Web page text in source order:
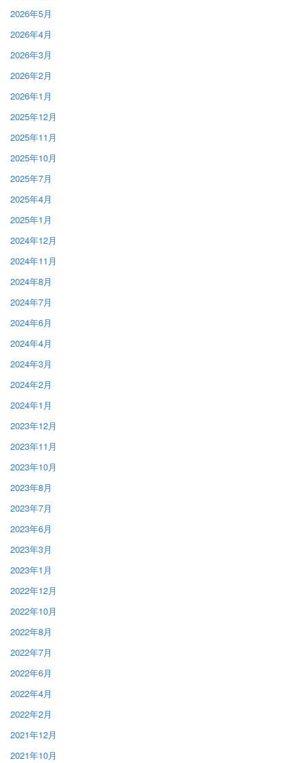
2026年5月
2026年4月
2026年3月
2026年2月
2026年1月
2025年12月
2025年11月
2025年10月
2025年7月
2025年4月
2025年1月
2024年12月
2024年11月
2024年8月
2024年7月
2024年6月
2024年4月
2024年3月
2024年2月
2024年1月
2023年12月
2023年11月
2023年10月
2023年8月
2023年7月
2023年6月
2023年3月
2023年1月
2022年12月
2022年10月
2022年8月
2022年7月
2022年6月
2022年4月
2022年2月
2021年12月
2021年10月